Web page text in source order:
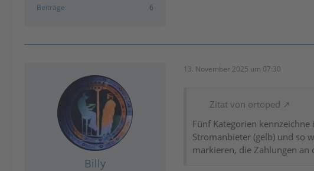
Beiträge 6
Billy
13. November 2025 um 07:30
Zitat von ortoped
Fünf Kategorien
Stromanbieter (gelb) und so
markieren, die Zahlungen an